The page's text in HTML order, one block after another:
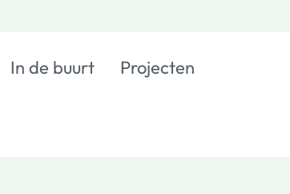
In de buurt Projecten